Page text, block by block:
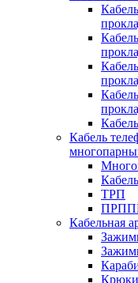
Кабель
ТРП
Кабельная
Крюки